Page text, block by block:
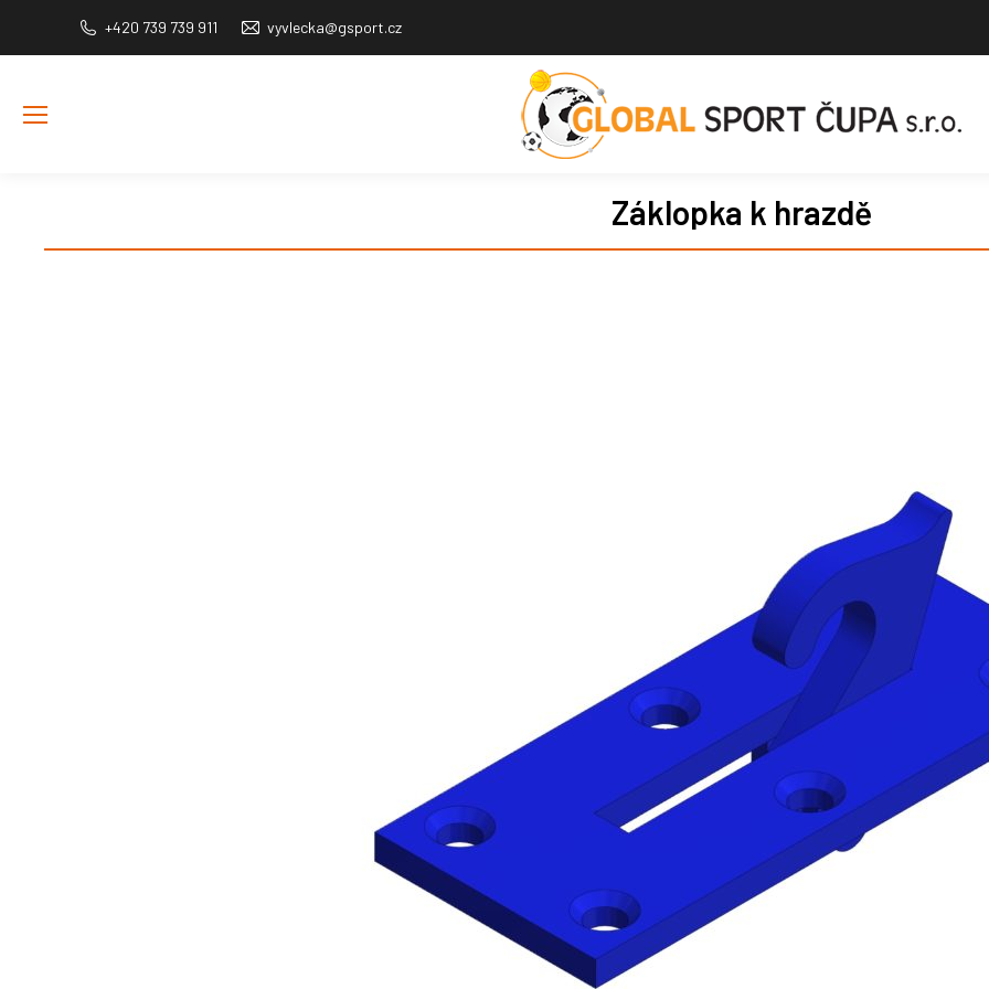
+420 739 739 911 vyvlecka@gsport.cz
Záklopka k hrazdě